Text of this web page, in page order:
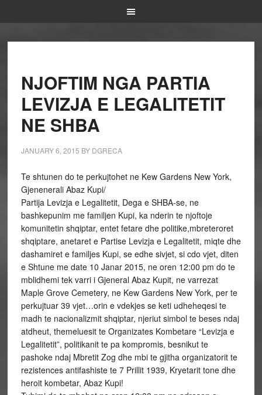
NJOFTIM NGA PARTIA
LEVIZJA E LEGALITETIT
NE SHBA
JANUARY 6, 2015 BY DGRECA
Te shtunen do te perkujtohet ne Kew Gardens New York,
Gjenenerali Abaz Kupi/
Partija Levizja e Legalitetit, Dega e SHBA-se, ne
bashkepunim me familjen Kupi, ka nderin te njoftoje
komunitetin shqiptar, entet fetare dhe politike,mbreteroret
shqiptare, anetaret e Partise Levizja e Legalitetit, miqte dhe
dashamiret e familjes Kupi, se edhe sivjet, si cdo vjet, diten
e Shtune me date 10 Janar 2015, ne oren 12:00 pm do te
mblidhemi tek varri i Gjeneral Abaz Kupit, ne varrezat
Maple Grove Cemetery, ne Kew Gardens New York, per te
perkujtuar 39 vjet…orin e vdekjes se keti udheheqesi te
madh te nacionalizmit shqiptar, njeriut simbol te beses ndaj
atdheut, themeluesit te Organizates Kombetare “Levizja e
Legalitetit”, politikanit te pa kompromis, besnikut te
pashoke ndaj Mbretit Zog dhe mbi te gjitha organizatorit te
rezistences antifashiste te 7 Prillit 1939, Kryetarit tone dhe
heroit kombetar, Abaz Kupi!